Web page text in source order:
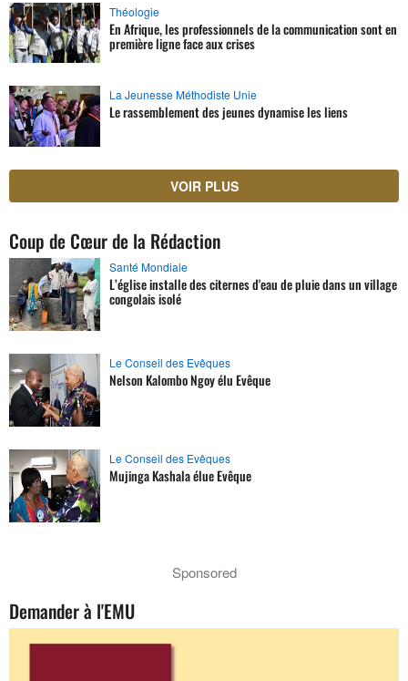
Théologie
En Afrique, les professionnels de la communication sont en
première ligne face aux crises
La Jeunesse Méthodiste Unie
Le rassemblement des jeunes dynamise les liens
VOIR PLUS
Coup de Cœur de la Rédaction
Santé Mondiale
L’église installe des citernes d'eau de pluie dans un village
congolais isolé
Le Conseil des Evêques
Nelson Kalombo Ngoy élu Evêque
Le Conseil des Evêques
Mujinga Kashala élue Evêque
Sponsored
Demander à l'EMU